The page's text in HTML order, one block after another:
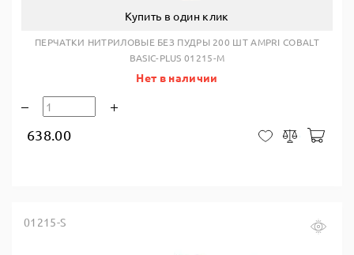
Купить в один клик
ПЕРЧАТКИ НИТРИЛОВЫЕ БЕЗ ПУДРЫ 200 ШТ AMPRI COBALT
BASIC-PLUS 01215-M
Нет в наличии
638.00 В закладки
Сравнить
01215-S